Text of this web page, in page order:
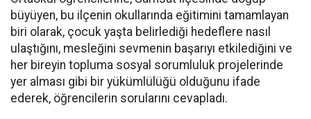
büyüyen, bu ilçenin okullarında eğitimini tamamlayan
biri olarak, çocuk yaşta belirlediği hedeflere nasıl
ulaştığını, mesleğini sevmenin başarıyı etkilediğini ve
her bireyin topluma sosyal sorumluluk projelerinde
yer alması gibi bir yükümlülüğü olduğunu ifade
ederek, öğrencilerin sorularını cevapladı.